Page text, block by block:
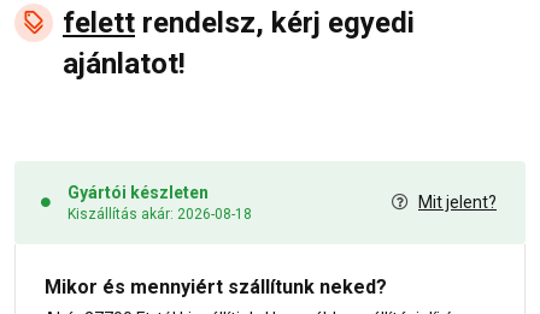
felett rendelsz, kérj egyedi
ajánlatot!
Gyártói készleten
Kiszállítás akár: 2026-08-18
Mit jelent?
Mikor és mennyiért szállítunk neked?